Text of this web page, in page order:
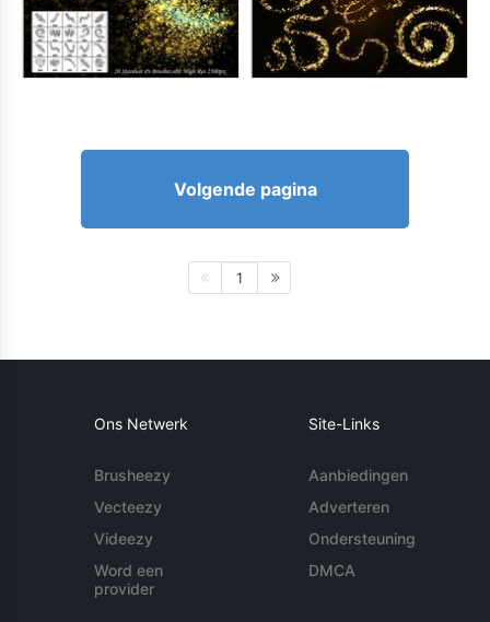
Volgende pagina
1
Ons Netwerk
Brusheezy
Vecteezy
Videezy
Word een
provider
Site-Links
Aanbiedingen
Adverteren
Ondersteuning
DMCA